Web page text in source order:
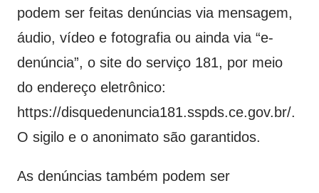
podem ser feitas denúncias via mensagem,
áudio, vídeo e fotografia ou ainda via “e-
denúncia”, o site do serviço 181, por meio
do endereço eletrônico:
https://disquedenuncia181.sspds.ce.gov.br/.
O sigilo e o anonimato são garantidos.
As denúncias também podem ser